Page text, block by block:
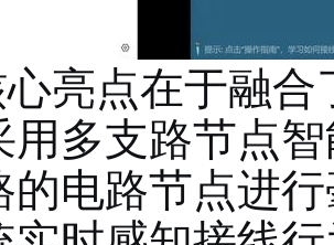
亮点在于融合
用多支路节点
的电路节点进